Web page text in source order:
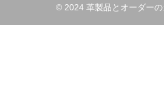
© 2024 革製品とオーダー